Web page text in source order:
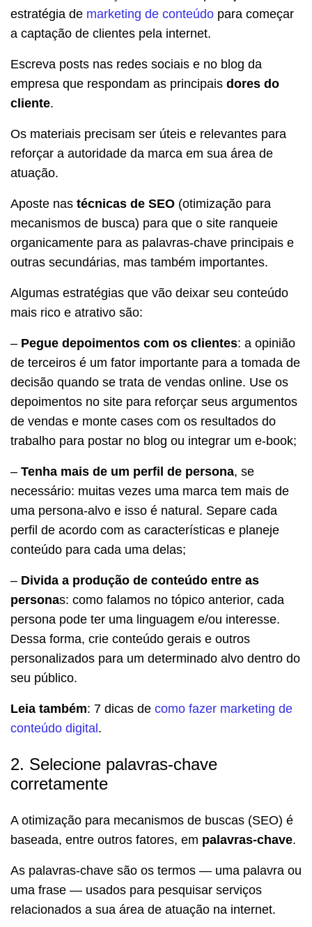
estratégia de marketing de conteúdo para começar
a captação de clientes pela internet.
Escreva posts nas redes sociais e no blog da
empresa que respondam as principais dores do
cliente.
Os materiais precisam ser úteis e relevantes para
reforçar a autoridade da marca em sua área de
atuação.
Aposte nas técnicas de SEO (otimização para
mecanismos de busca) para que o site ranqueie
organicamente para as palavras-chave principais e
outras secundárias, mas também importantes.
Algumas estratégias que vão deixar seu conteúdo
mais rico e atrativo são:
– Pegue depoimentos com os clientes: a opinião
de terceiros é um fator importante para a tomada de
decisão quando se trata de vendas online. Use os
depoimentos no site para reforçar seus argumentos
de vendas e monte cases com os resultados do
trabalho para postar no blog ou integrar um e-book;
– Tenha mais de um perfil de persona, se
necessário: muitas vezes uma marca tem mais de
uma persona-alvo e isso é natural. Separe cada
perfil de acordo com as características e planeje
conteúdo para cada uma delas;
– Divida a produção de conteúdo entre as
personas: como falamos no tópico anterior, cada
persona pode ter uma linguagem e/ou interesse.
Dessa forma, crie conteúdo gerais e outros
personalizados para um determinado alvo dentro do
seu público.
Leia também: 7 dicas de como fazer marketing de
conteúdo digital.
2. Selecione palavras-chave
corretamente
A otimização para mecanismos de buscas (SEO) é
baseada, entre outros fatores, em palavras-chave.
As palavras-chave são os termos — uma palavra ou
uma frase — usados para pesquisar serviços
relacionados a sua área de atuação na internet.